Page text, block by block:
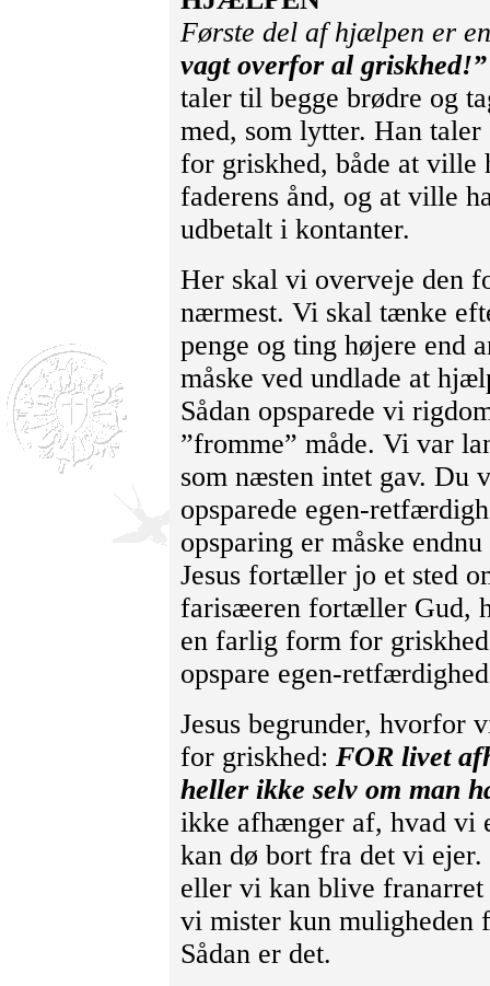
Første del af hjælpen er
vagt overfor al
taler til begge brødre og
med, som lytter. Han
for griskhed, både at ville
faderens ånd, og at ville
udbetalt i kontanter.
Her skal vi overveje den
nærmest. Vi skal tænke
penge og ting højere end
måske ved undlade at
Sådan opsparede vi
”fromme” måde. Vi var
som næsten intet gav. Du
opsparede egen-
opsparing er måske
Jesus fortæller jo et sted
farisæeren fortæller Gud,
en farlig form for
opspare egen-
Jesus begrunder, hvorfor
for griskhed: FOR livet
heller ikke selv om man
ikke afhænger af, hvad vi
kan dø bort fra det vi
eller vi kan blive
vi mister kun muligheden
Sådan er det.